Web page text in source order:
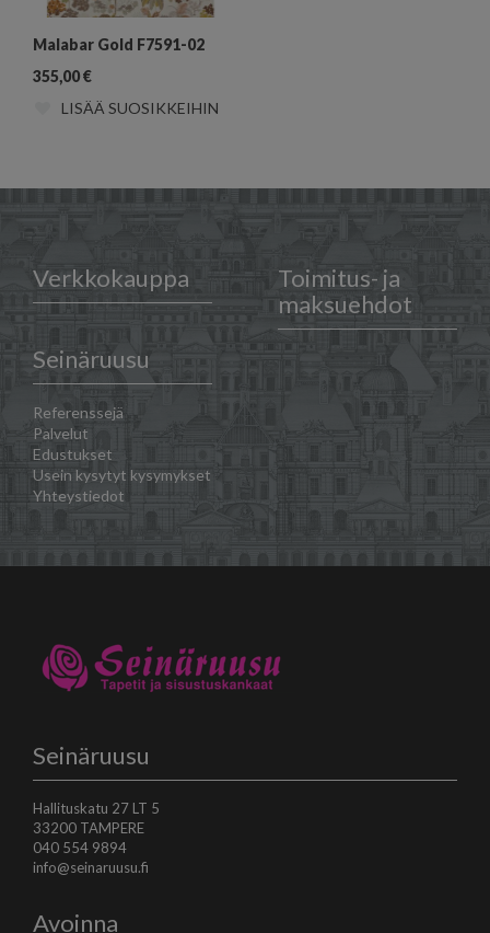
Malabar Gold F7591-02
355,00€
LISÄÄ SUOSIKKEIHIN
Verkkokauppa
Toimitus- ja
maksuehdot
Seinäruusu
Referenssejä
Palvelut
Edustukset
Usein kysytyt kysymykset
Yhteystiedot
Seinäruusu
Hallituskatu 27 LT 5
33200 TAMPERE
040 554 9894
info@seinaruusu.fi
Avoinna